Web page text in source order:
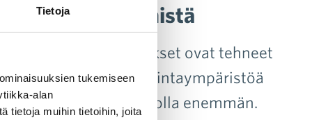
Tietoja
tukemiseen
alan
tietoja muihin tietoihin, joita
viestimistä
kaupan alan yritykset ovat tehneet
ja turvallista toimintaympäristöä
tekemällä voimme olla enemmän.